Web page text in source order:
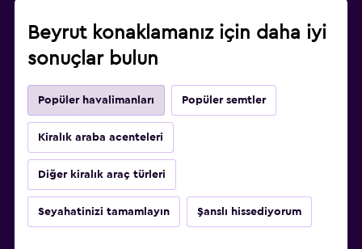
Beyrut konaklamanız için daha iyi
sonuçlar bulun
Popüler havalimanları Popüler semtler
Kiralık araba acenteleri
Diğer kiralık araç türleri
Seyahatinizi tamamlayın Şanslı hissediyorum